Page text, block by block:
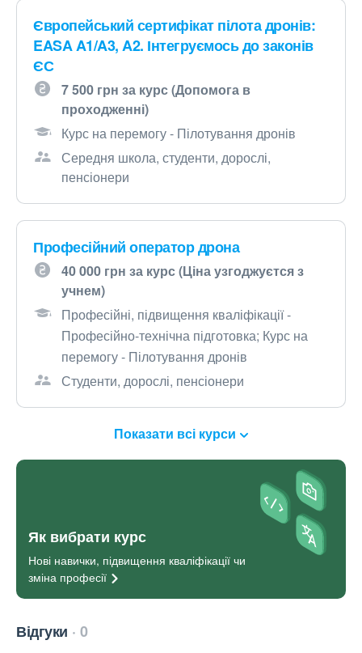
Європейський сертифікат пілота дронів:
EASA A1/A3, A2. Інтегруємось до законів
ЄС
7 500 грн за курс (Допомога в
проходженні)
Курс на перемогу - Пілотування дронів
Середня школа, студенти, дорослі,
пенсіонери
Професійний оператор дрона
40 000 грн за курс (Ціна узгоджуєтся з
учнем)
Професійні, підвищення кваліфікації -
Професійно-технічна підготовка; Курс на
перемогу - Пілотування дронів
Студенти, дорослі, пенсіонери
Показати всі курси
Як вибрати курс
Нові навички, підвищення кваліфікації чи
зміна професії
Відгуки 0